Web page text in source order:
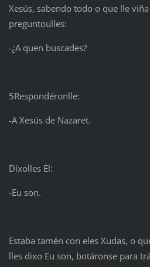
Xesús, sabendo todo o que lle
preguntoulles:
-¿A quen buscades?
5Respondéronlle:
-A Xesús de Nazaret.
Díxolles El:
-Eu son.
Estaba tamén con eles Xudas, o
lles dixo Eu son, botáronse para